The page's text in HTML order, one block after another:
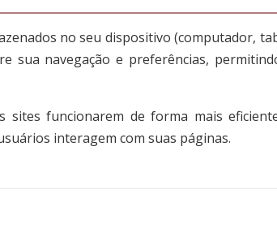
no seu dispositivo (computador,
sua navegação e preferências,
sites funcionarem de forma mais
interagem com suas páginas.